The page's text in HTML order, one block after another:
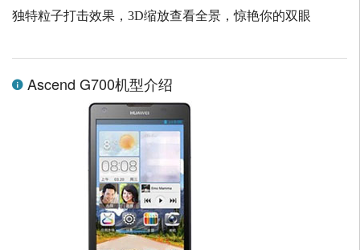
独特粒子打击效果， 3D缩放查看全景，惊艳你的双眼
Ascend G700机型介绍